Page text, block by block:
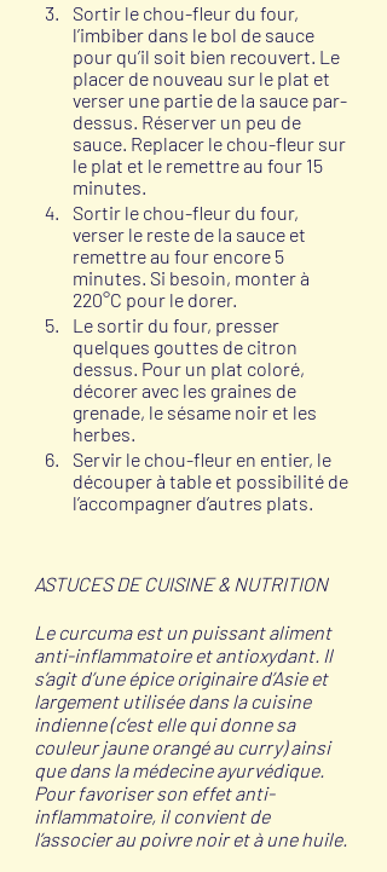
Sortir le chou-fleur du four,
l’imbiber dans le bol de sauce
pour qu’il soit bien recouvert. Le
placer de nouveau sur le plat et
verser une partie de la sauce par-
dessus. Réserver un peu de
sauce. Replacer le chou-fleur sur
le plat et le remettre au four 15
minutes.
Sortir le chou-fleur du four,
verser le reste de la sauce et
remettre au four encore 5
minutes. Si besoin, monter à
220°C pour le dorer.
Le sortir du four, presser
quelques gouttes de citron
dessus. Pour un plat coloré,
décorer avec les graines de
grenade, le sésame noir et les
herbes.
Servir le chou-fleur en entier, le
découper à table et possibilité de
l’accompagner d’autres plats.
ASTUCES DE CUISINE & NUTRITION
Le curcuma est un puissant aliment
anti-inflammatoire et antioxydant. Il
s’agit d’une épice originaire d’Asie et
largement utilisée dans la cuisine
indienne (c’est elle qui donne sa
couleur jaune orangé au curry) ainsi
que dans la médecine ayurvédique.
Pour favoriser son effet anti-
inflammatoire, il convient de
l’associer au poivre noir et à une huile.